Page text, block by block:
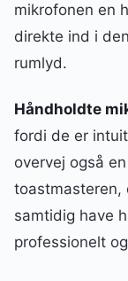
mikrofonen en
direkte ind i
rumlyd.
Håndholdte
fordi de er
overvej også en
toastmasteren,
samtidig have
professionelt